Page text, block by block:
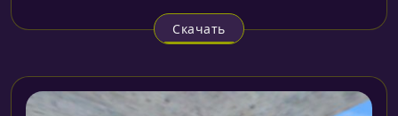
Скачать